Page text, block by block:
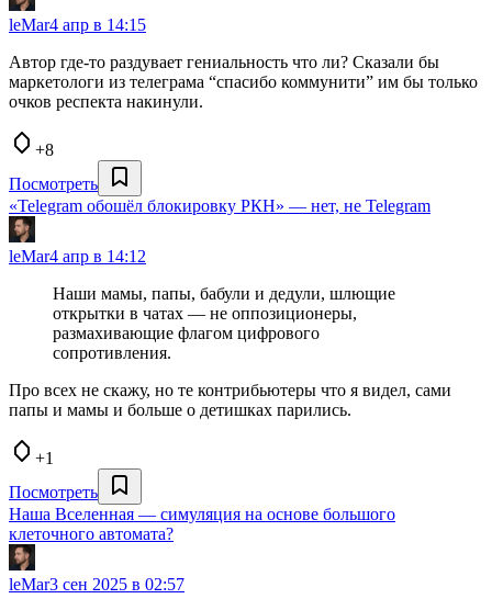
leMar4 апр в 14:15
Автор где-то раздувает гениальность что ли? Сказали бы
маркетологи из телеграма “спасибо коммунити” им бы только
очков респекта накинули.
+8
Посмотреть
«Telegram обошёл блокировку РКН» — нет, не Telegram
leMar4 апр в 14:12
Наши мамы, папы, бабули и дедули, шлющие
открытки в чатах — не оппозиционеры,
размахивающие флагом цифрового
сопротивления.
Про всех не скажу, но те контрибьютеры что я видел, сами
папы и мамы и больше о детишках парились.
+1
Посмотреть
Наша Вселенная — симуляция на основе большого
клеточного автомата?
leMar3 сен 2025 в 02:57